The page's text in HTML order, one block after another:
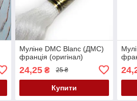
Муліне DMC Blanc (ДМС)
франція (оригінал)
24,25₴ 25 ₴
Купити